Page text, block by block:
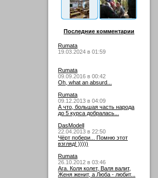
Последние комментарии
Rumata
19.03.2024 в 01:59
Rumata
09.09.2016 в 00:42
Oh, what an absurd...
Rumata
09.12.2013 в 04:09
А что, большая часть народа
до 5 курса добралась...
DasModell
22.04.2013 в 22:50
Чёрт побери... Помню этот
взгляд! )))))
Rumata
26.10.2012 в 03:46
Ага. Коля колет, Валя валит,
Женя женит, а Люба - любит...